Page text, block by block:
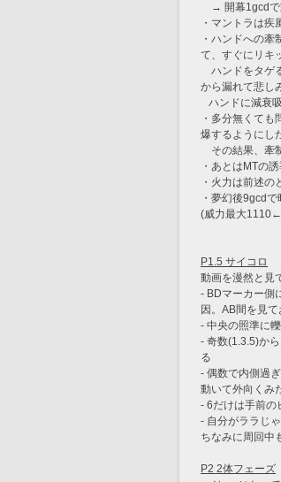
→ 開幕1gcdで
・マントラは
・ハンドへの
て、すぐにリキ
ハンドをタゲ
から漏れて悲し
ハンドに減
・多分無くて
爆するようにし
その結果、牽
・あとはMTの
・火力は前述
・夢幻後9gcd
(威力最大
P1.5 サイコロ
動画を漫然と見
- BDマーカー側
因。AB間を見
- 中央の照準に
- 奇数(1.3.5)か
る
- 偶数で内側過
動いて外向くみ
- 6だけは手前の
- 自分がララじ
ちなみに周回中
P2 2体フェーズ